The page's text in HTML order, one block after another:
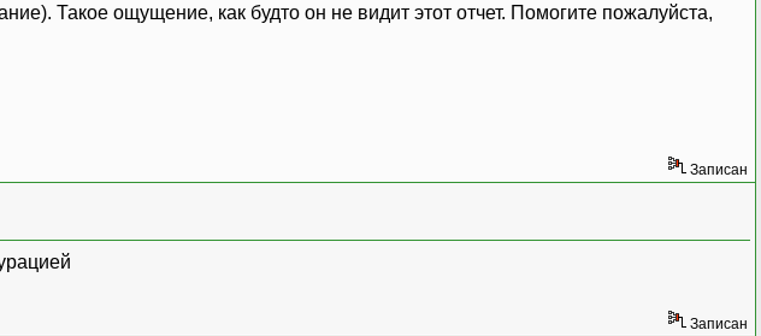
Такое ощущение, как будто он не видит этот отчет. Помогите пожалуйста,
Записан
Записан